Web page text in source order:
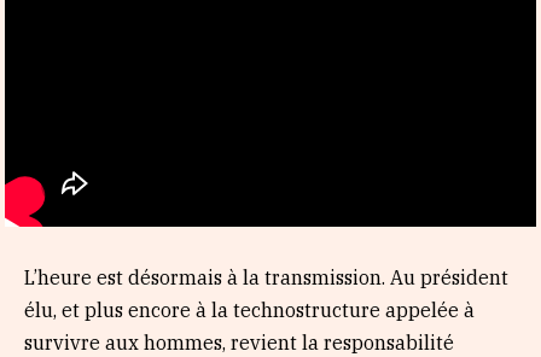
L’heure est désormais à la transmission. Au président
élu, et plus encore à la technostructure appelée à
survivre aux hommes, revient la responsabilité